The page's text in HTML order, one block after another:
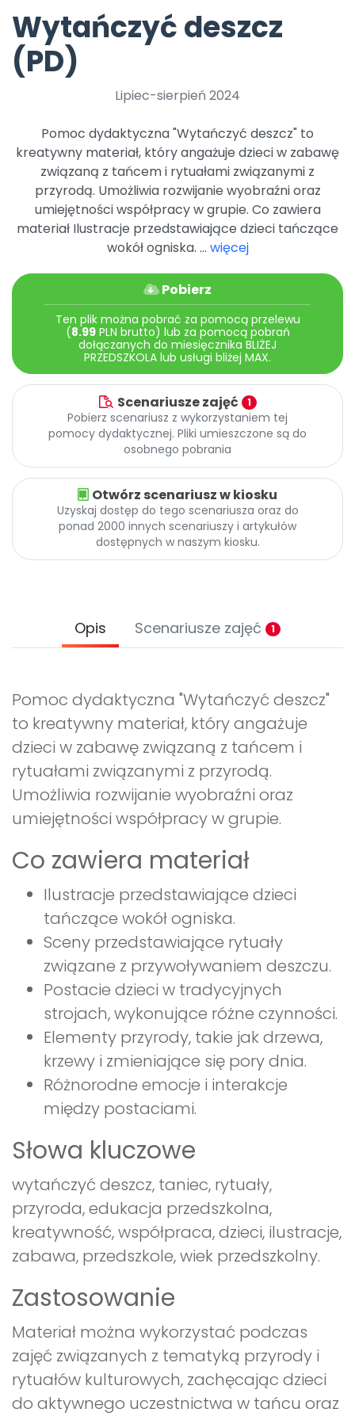
Pomoc
Promocje
Wytańczyć deszcz
(PD)
Lipiec-sierpień 2024
Pomoc dydaktyczna "Wytańczyć deszcz" to
kreatywny materiał, który angażuje dzieci w zabawę
związaną z tańcem i rytuałami związanymi z
przyrodą. Umożliwia rozwijanie wyobraźni oraz
umiejętności współpracy w grupie. Co zawiera
materiał Ilustracje przedstawiające dzieci tańczące
wokół ogniska. ... więcej
Pobierz
Ten plik można pobrać za pomocą przelewu
(8.99PLN brutto) lub za pomocą pobrań
dołączanych do miesięcznika BLIŻEJ
PRZEDSZKOLA lub usługi bliżej MAX.
Scenariusze zajęć 1
Pobierz scenariusz z wykorzystaniem tej
pomocy dydaktycznej. Pliki umieszczone są do
osobnego pobrania
Otwórz scenariusz w kiosku
Uzyskaj dostęp do tego scenariusza oraz do
ponad 2000 innych scenariuszy i artykułów
dostępnych w naszym kiosku.
Opis Scenariusze zajęć 1
Pomoc dydaktyczna "Wytańczyć deszcz"
to kreatywny materiał, który angażuje
dzieci w zabawę związaną z tańcem i
rytuałami związanymi z przyrodą.
Umożliwia rozwijanie wyobraźni oraz
umiejętności współpracy w grupie.
Co zawiera materiał
Ilustracje przedstawiające dzieci
tańczące wokół ogniska.
Sceny przedstawiające rytuały
związane z przywoływaniem deszczu.
Postacie dzieci w tradycyjnych
strojach, wykonujące różne czynności.
Elementy przyrody, takie jak drzewa,
krzewy i zmieniające się pory dnia.
Różnorodne emocje i interakcje
między postaciami.
Słowa kluczowe
wytańczyć deszcz, taniec, rytuały,
przyroda, edukacja przedszkolna,
kreatywność, współpraca, dzieci, ilustracje,
zabawa, przedszkole, wiek przedszkolny.
Zastosowanie
Materiał można wykorzystać podczas
zajęć związanych z tematyką przyrody i
rytuałów kulturowych, zachęcając dzieci
do aktywnego uczestnictwa w tańcu oraz